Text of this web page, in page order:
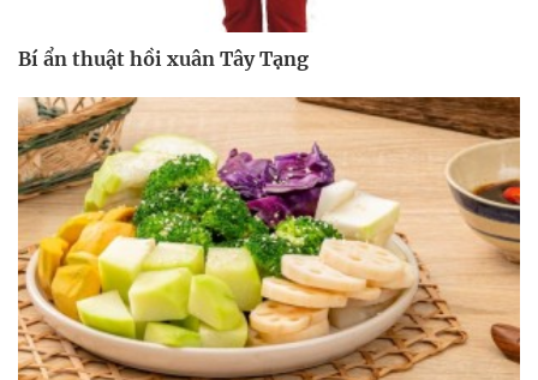
Bí ẩn thuật hồi xuân Tây Tạng